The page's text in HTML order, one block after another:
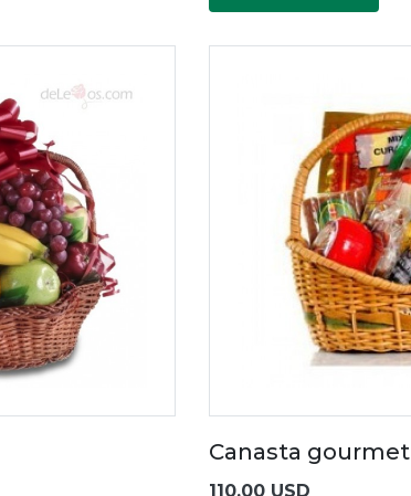
Canasta gourmet
110.00 USD